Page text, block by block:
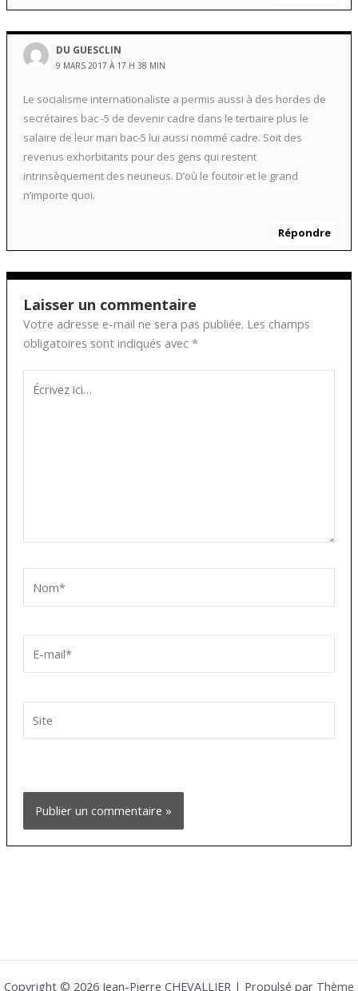
DU GUESCLIN
9 MARS 2017 À 17 H 38 MIN
Le socialisme internationaliste a permis aussi à des hordes de
secrétaires bac -5 de devenir cadre dans le tertiaire plus le
salaire de leur mari bac-5 lui aussi nommé cadre. Soit des
revenus exhorbitants pour des gens qui restent
intrinsèquement des neuneus. D’où le foutoir et le grand
n’importe quoi.
Répondre
Laisser un commentaire
Votre adresse e-mail ne sera pas publiée. Les champs
obligatoires sont indiqués avec *
ici…
mail*
Copyright © 2026 Jean-Pierre CHEVALLIER | Propulsé par Thème